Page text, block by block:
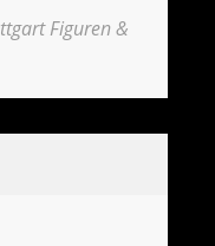
Figuren &